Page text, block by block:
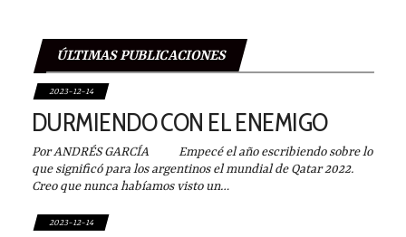
ÚLTIMAS PUBLICACIONES
2023-12-14
DURMIENDO CON EL ENEMIGO
Por ANDRÉS GARCÍA Empecé el año escribiendo sobre lo
que significó para los argentinos el mundial de Qatar 2022.
Creo que nunca habíamos visto un…
2023-12-14